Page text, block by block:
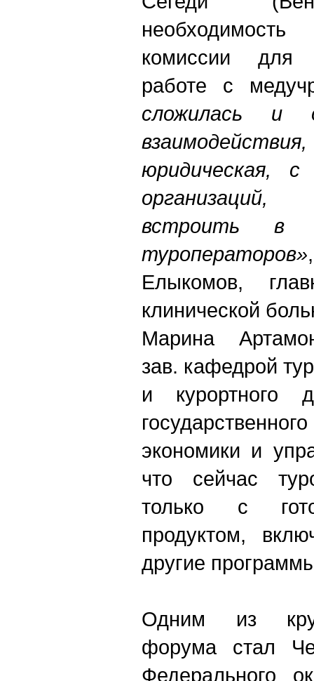
комиссии для
работе с
сложилась и
юридическая, с
встроить в
туроператоров»
Елыкомов,
клинической
Марина
зав. кафедрой
и курортного
экономики и
что сейчас
только с
продуктом,
другие
Одним из
форума стал
Федерального